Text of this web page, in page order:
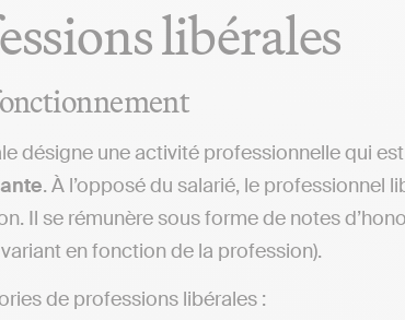
libérales
désigne une activité professionnelle qui est
. À l’opposé du salarié, le professionnel
Il se rémunère sous forme de notes
en fonction de la profession).
de professions libérales :